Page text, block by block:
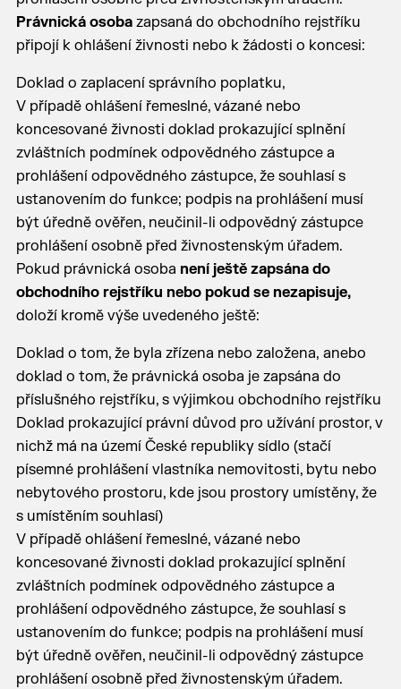
Právnická osoba zapsaná do obchodního rejstříku
připojí k ohlášení živnosti nebo k žádosti o koncesi:
Doklad o zaplacení správního poplatku,
V případě ohlášení řemeslné, vázané nebo
koncesované živnosti doklad prokazující splnění
zvláštních podmínek odpovědného zástupce a
prohlášení odpovědného zástupce, že souhlasí s
ustanovením do funkce; podpis na prohlášení musí
být úředně ověřen, neučinil-li odpovědný zástupce
prohlášení osobně před živnostenským úřadem.
Pokud právnická osoba není ještě zapsána do
obchodního rejstříku nebo pokud se nezapisuje,
doloží kromě výše uvedeného ještě:
Doklad o tom, že byla zřízena nebo založena, anebo
doklad o tom, že právnická osoba je zapsána do
příslušného rejstříku, s výjimkou obchodního rejstříku
Doklad prokazující právní důvod pro užívání prostor, v
nichž má na území České republiky sídlo (stačí
písemné prohlášení vlastníka nemovitosti, bytu nebo
nebytového prostoru, kde jsou prostory umístěny, že
s umístěním souhlasí)
V případě ohlášení řemeslné, vázané nebo
koncesované živnosti doklad prokazující splnění
zvláštních podmínek odpovědného zástupce a
prohlášení odpovědného zástupce, že souhlasí s
ustanovením do funkce; podpis na prohlášení musí
být úředně ověřen, neučinil-li odpovědný zástupce
prohlášení osobně před živnostenským úřadem.